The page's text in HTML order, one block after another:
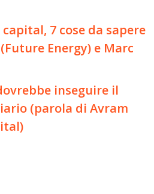
7 cose da sapere
Energy) e Marc
inseguire il
(parola di Avram